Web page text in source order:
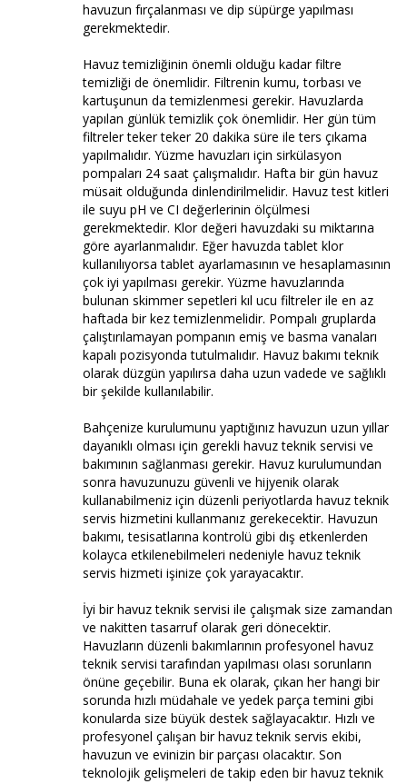
havuzun fırçalanması ve dip süpürge yapılması
gerekmektedir.
Havuz temizliğinin önemli olduğu kadar filtre
temizliği de önemlidir. Filtrenin kumu, torbası ve
kartuşunun da temizlenmesi gerekir. Havuzlarda
yapılan günlük temizlik çok önemlidir. Her gün tüm
filtreler teker teker 20 dakika süre ile ters çıkama
yapılmalıdır. Yüzme havuzları için sirkülasyon
pompaları 24 saat çalışmalıdır. Hafta bir gün havuz
müsait olduğunda dinlendirilmelidir. Havuz test kitleri
ile suyu pH ve CI değerlerinin ölçülmesi
gerekmektedir. Klor değeri havuzdaki su miktarına
göre ayarlanmalıdır. Eğer havuzda tablet klor
kullanılıyorsa tablet ayarlamasının ve hesaplamasının
çok iyi yapılması gerekir. Yüzme havuzlarında
bulunan skimmer sepetleri kıl ucu filtreler ile en az
haftada bir kez temizlenmelidir. Pompalı gruplarda
çalıştırılamayan pompanın emiş ve basma vanaları
kapalı pozisyonda tutulmalıdır. Havuz bakımı teknik
olarak düzgün yapılırsa daha uzun vadede ve sağlıklı
bir şekilde kullanılabilir.
Bahçenize kurulumunu yaptığınız havuzun uzun yıllar
dayanıklı olması için gerekli havuz teknik servisi ve
bakımının sağlanması gerekir. Havuz kurulumundan
sonra havuzunuzu güvenli ve hijyenik olarak
kullanabilmeniz için düzenli periyotlarda havuz teknik
servis hizmetini kullanmanız gerekecektir. Havuzun
bakımı, tesisatlarına kontrolü gibi dış etkenlerden
kolayca etkilenebilmeleri nedeniyle havuz teknik
servis hizmeti işinize çok yarayacaktır.
İyi bir havuz teknik servisi ile çalışmak size zamandan
ve nakitten tasarruf olarak geri dönecektir.
Havuzların düzenli bakımlarının profesyonel havuz
teknik servisi tarafından yapılması olası sorunların
önüne geçebilir. Buna ek olarak, çıkan her hangi bir
sorunda hızlı müdahale ve yedek parça temini gibi
konularda size büyük destek sağlayacaktır. Hızlı ve
profesyonel çalışan bir havuz teknik servis ekibi,
havuzun ve evinizin bir parçası olacaktır. Son
teknolojik gelişmeleri de takip eden bir havuz teknik